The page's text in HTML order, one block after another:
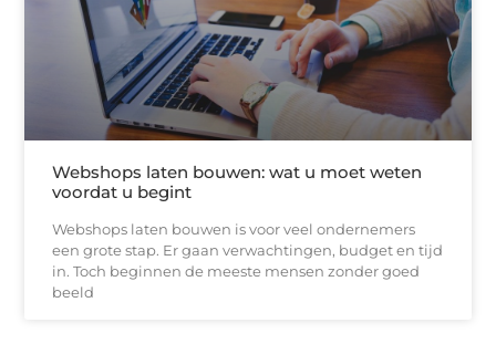
Webshops laten bouwen: wat u moet weten
voordat u begint
Webshops laten bouwen is voor veel ondernemers
een grote stap. Er gaan verwachtingen, budget en tijd
in. Toch beginnen de meeste mensen zonder goed
beeld